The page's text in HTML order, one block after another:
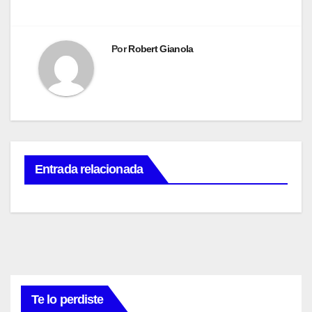
entradasPorRobert Gianola
Entrada relacionada
Te lo perdiste